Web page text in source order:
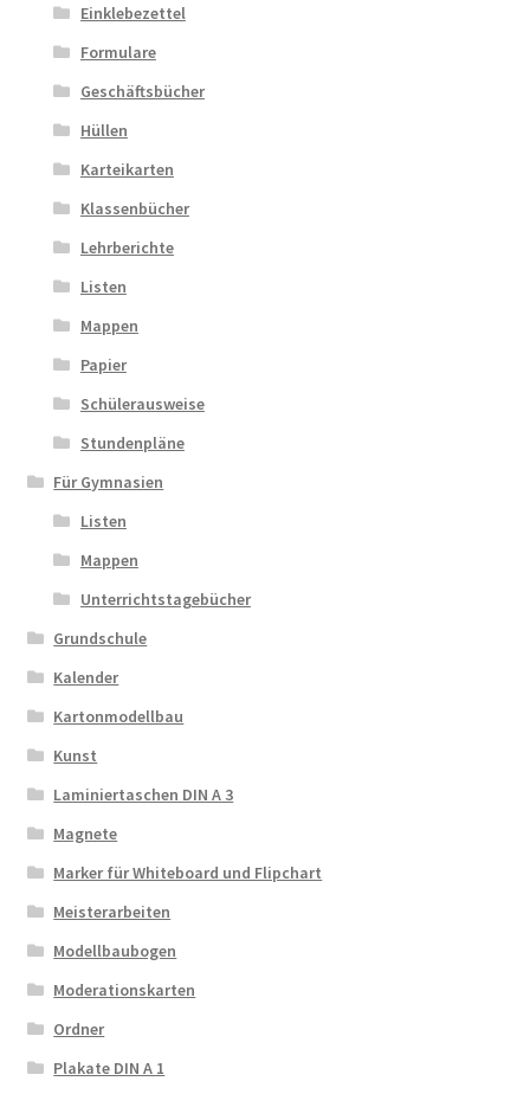
Einklebezettel
Formulare
Geschäftsbücher
Hüllen
Karteikarten
Klassenbücher
Lehrberichte
Listen
Mappen
Papier
Schülerausweise
Stundenpläne
Für Gymnasien
Listen
Mappen
Unterrichtstagebücher
Grundschule
Kalender
Kartonmodellbau
Kunst
Laminiertaschen DIN A 3
Magnete
Marker für Whiteboard und Flipchart
Meisterarbeiten
Modellbaubogen
Moderationskarten
Ordner
Plakate DIN A 1